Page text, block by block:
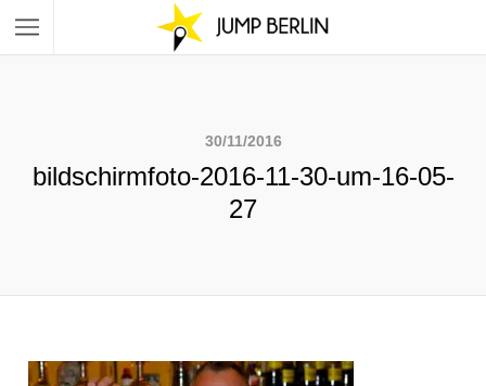
30/11/2016
bildschirmfoto-2016-11-30-um-16-05-
27